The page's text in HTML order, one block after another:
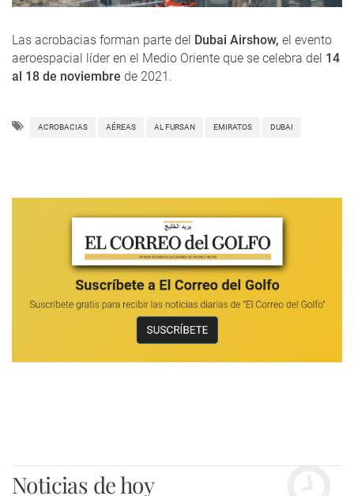
Las acrobacias forman parte del Dubai Airshow, el evento
aeroespacial líder en el Medio Oriente que se celebra del 14
al 18 de noviembre de 2021.
ACROBACIAS AÉREAS AL FURSAN EMIRATOS DUBAI
Noticias de hoy